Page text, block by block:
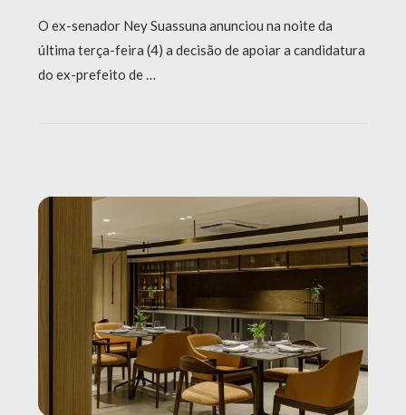
O ex-senador Ney Suassuna anunciou na noite da
última terça-feira (4) a decisão de apoiar a candidatura
do ex-prefeito de …